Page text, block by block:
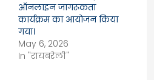
ऑनलाइन जागरूकता
कार्यक्रम का आयोजन किया
गया।
May 6, 2026
In "रायबरेली"